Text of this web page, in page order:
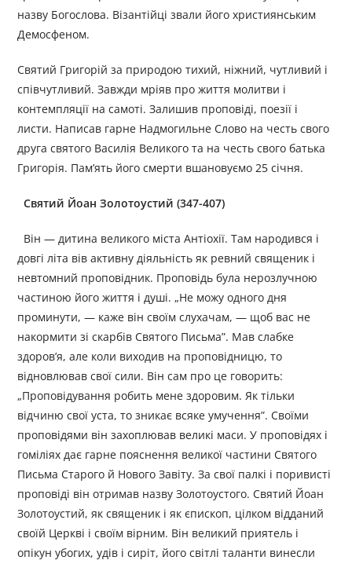
назву Богослова. Візантійці звали його християнським
Демосфеном.
Святий Григорій за природою тихий, ніжний, чутливий і
співчутливий. Завжди мріяв про життя молитви і
контемпляції на самоті. Залишив проповіді, поезії і
листи. Написав гарне Надмогильне Слово на честь свого
друга святого Василія Великого та на честь свого батька
Григорія. Пам’ять його смерти вшановуємо 25 січня.
Святий Йоан Золотоустий (347-407)
Він — дитина великого міста Антіохії. Там народився і
довгі літа вів активну діяльність як ревний священик і
невтомний проповідник. Проповідь була нерозлучною
частиною його життя і душі. „Не можу одного дня
проминути, — каже він своїм слухачам, — щоб вас не
накормити зі скарбів Святого Письма”. Мав слабке
здоров’я, але коли виходив на проповідницю, то
відновлював свої сили. Він сам про це говорить:
„Проповідування робить мене здоровим. Як тільки
відчиню свої уста, то зникає всяке умучення”. Своїми
проповідями він захоплював великі маси. У проповідях і
гоміліях дає гарне пояснення великої частини Святого
Письма Старого й Нового Завіту. За свої палкі і поривисті
проповіді він отримав назву Золотоустого. Святий Йоан
Золотоустий, як священик і як єпископ, цілком відданий
своїй Церкві і своїм вірним. Він великий приятель і
опікун убогих, удів і сиріт, його світлі таланти винесли